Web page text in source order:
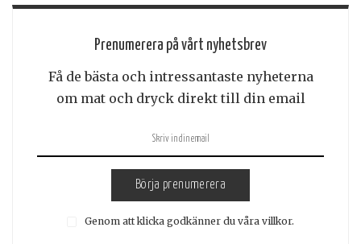
Prenumerera på vårt nyhetsbrev
Få de bästa och intressantaste nyheterna
om mat och dryck direkt till din email
Börja prenumerera
Genom att klicka godkänner du våra villkor.